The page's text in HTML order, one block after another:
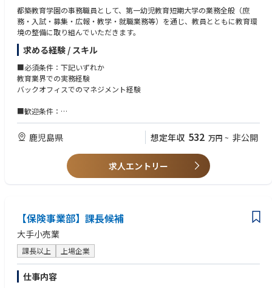
※ご経験・スキルおよびご希望を踏まえて考慮いたします。
※今後の会社・事業の状況によって、上記以外に新たな業務が発生する可
能性もございます。
都築教育学園の事務職員として、第一幼児教育短期大学の業務全般（庶
務・入試・募集・広報・教学・就職業務等）を通じ、教員とともに教育環
境の整備に取り組んでいただきます。
求める経験 / スキル
■必須条件：下記いずれか
教育業界での実務経験
バックオフィスでのマネジメント経験
■歓迎条件：
学校（大・短・高）での勤務経験
鹿児島県 想定年収 532 万円 ~ 非公開
求人エントリー
【保険事業部】課長候補
大手小売業
課長以上 上場企業
仕事内容